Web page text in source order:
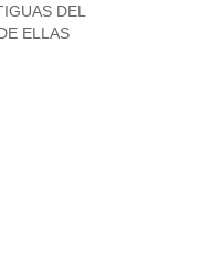
DEL
ELLAS